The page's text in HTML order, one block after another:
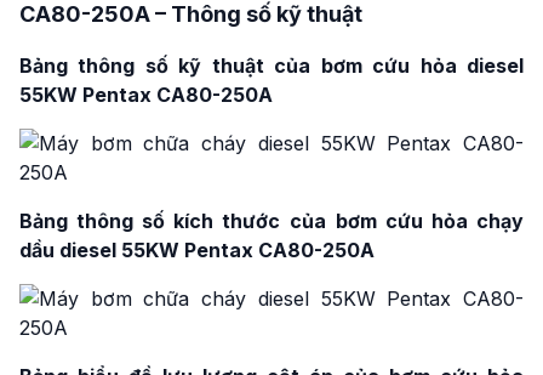
CA80-250A – Thông số kỹ thuật
Bảng thông số kỹ thuật của bơm cứu hỏa diesel
55KW Pentax CA80-250A
Bảng thông số kích thước của bơm cứu hỏa chạy
dầu diesel 55KW Pentax CA80-250A